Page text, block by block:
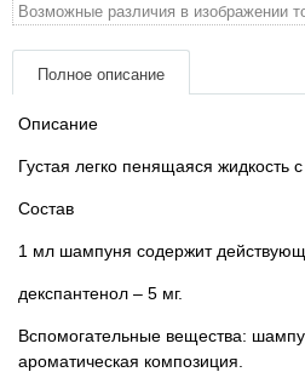
Возможные различия в изображении
Полное описание
Описание
Густая легко пенящаяся жидкость
Состав
1 мл шампуня содержит
декспантенол – 5 мг.
Вспомогательные вещества:
ароматическая композиция.
Подарочные сертификаты
Товары для грызунов
Товары для людей
Хозряд - хозтовары оптом